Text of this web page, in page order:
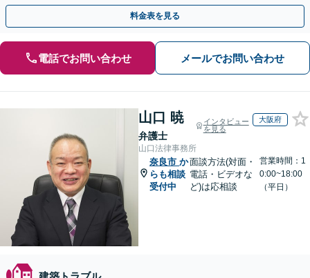
な解決を目指します【顧問契約】【西宮北口駅3分】
料金表を見る
電話でお問い合わせ メールでお問い合わせ
山口 暁
弁護士
インタビュー
を見る
大阪府
山口法律事務所
奈良市 か
らも相談
受付中
面談方法(対面・
電話・ビデオな
ど)は応相談
営業時間：1
0:00~18:00
（平日）